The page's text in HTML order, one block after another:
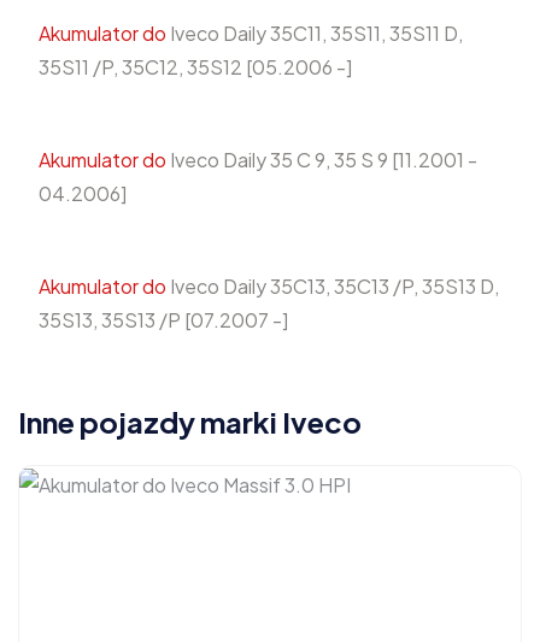
Akumulator do Iveco Daily 35C11, 35S11, 35S11 D,
35S11 /P, 35C12, 35S12 [05.2006 -]
Akumulator do Iveco Daily 35 C 9, 35 S 9 [11.2001 -
04.2006]
Akumulator do Iveco Daily 35C13, 35C13 /P, 35S13 D,
35S13, 35S13 /P [07.2007 -]
Inne pojazdy marki Iveco